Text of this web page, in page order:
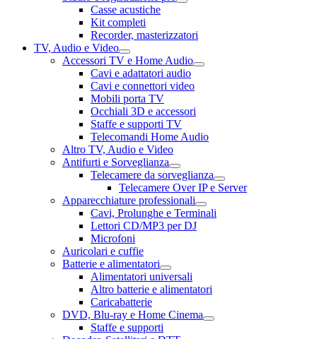
Casse acustiche
Kit completi
Recorder, masterizzatori
TV, Audio e Video
Accessori TV e Home Audio
Cavi e adattatori audio
Cavi e connettori video
Mobili porta TV
Occhiali 3D e accessori
Staffe e supporti TV
Telecomandi Home Audio
Altro TV, Audio e Video
Antifurti e Sorveglianza
Telecamere da sorveglianza
Telecamere Over IP e Server
Apparecchiature professionali
Cavi, Prolunghe e Terminali
Lettori CD/MP3 per DJ
Microfoni
Auricolari e cuffie
Batterie e alimentatori
Alimentatori universali
Altro batterie e alimentatori
Caricabatterie
DVD, Blu-ray e Home Cinema
Staffe e supporti